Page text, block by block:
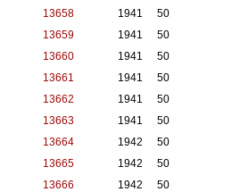
13658
1941 50
13659
1941 50
13660
1941 50
13661
1941 50
13662
1941 50
13663
1941 50
13664
1942 50
13665
1942 50
13666
1942 50